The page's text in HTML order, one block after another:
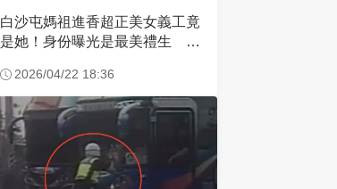
白沙屯媽祖進香超正美女義工竟
是她！身份曝光是最美禮生 一
2026/04/22 18:36